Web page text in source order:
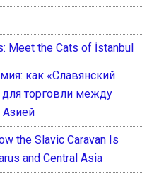
Meet the Cats of İstanbul
как «Славянский
для торговли между
the Slavic Caravan Is
and Central Asia